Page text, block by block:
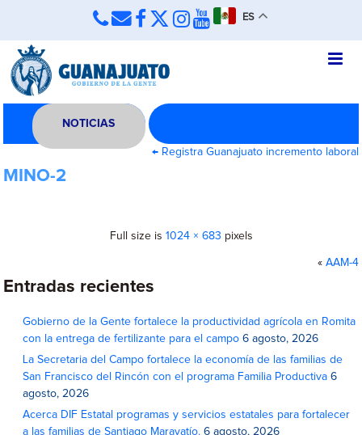
ES
NOTICIAS
←Registra Guanajuato incremento laboral
MINO-2
Full size is 1024 × 683 pixels
« AAM-4
Entradas recientes
Gobierno de la Gente fortalece la productividad agrícola en Romita
con la entrega de fertilizante para el campo 6 agosto, 2026
La Secretaria del Campo fortalece la economía de las familias de
San Francisco del Rincón con el programa Familia Productiva 6
agosto, 2026
Acerca DIF Estatal programas y servicios estatales para fortalecer
a las familias de Santiago Maravatío. 6 agosto, 2026